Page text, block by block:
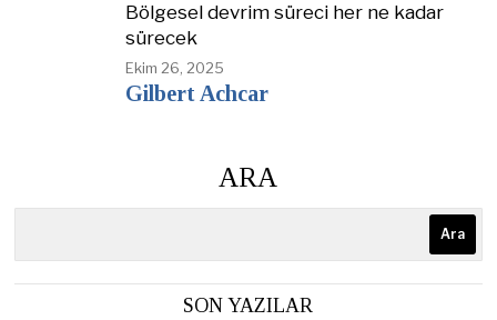
Bölgesel devrim süreci her ne kadar
sürecek
Ekim 26, 2025
Gilbert Achcar
ARA
Ara
SON YAZILAR